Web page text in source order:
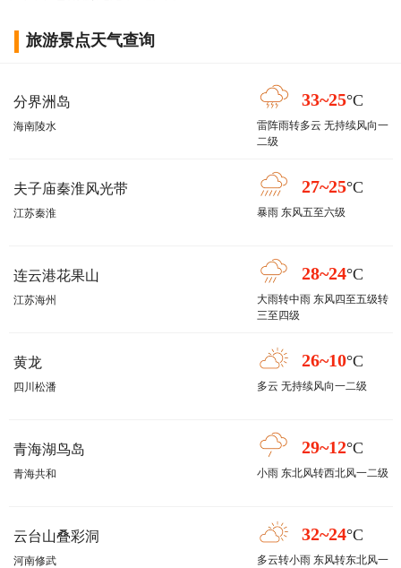
旅游景点天气查询
分界洲岛
海南陵水
33~25°C
雷阵雨转多云 无持续风向一
二级
夫子庙秦淮风光带
江苏秦淮
27~25°C
暴雨 东风五至六级
连云港花果山
江苏海州
28~24°C
大雨转中雨 东风四至五级转
三至四级
黄龙
四川松潘
26~10°C
多云 无持续风向一二级
青海湖鸟岛
青海共和
29~12°C
小雨 东北风转西北风一二级
云台山叠彩洞
河南修武
32~24°C
多云转小雨 东风转东北风一